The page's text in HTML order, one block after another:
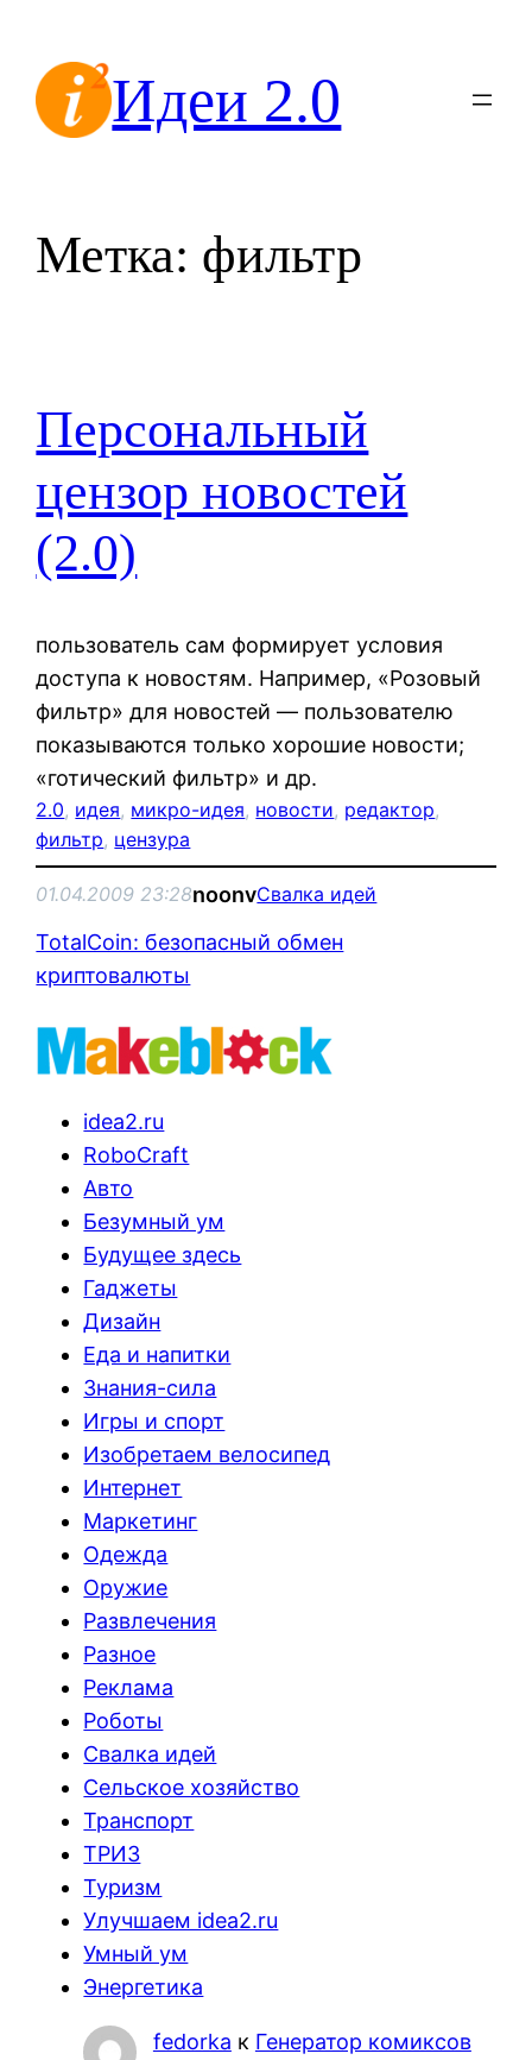
содержимомуИдеи 2.0
Метка: фильтр
Персональный
цензор новостей
(2.0)
пользователь сам формирует условия
доступа к новостям. Например, «Розовый
фильтр» для новостей — пользователю
показываются только хорошие новости;
«готический фильтр» и др.
2.0, идея, микро-идея, новости, редактор
фильтр, цензура
01.04.2009 23:28noonvСвалка идей
TotalCoin: безопасный обмен
криптовалюты
idea2.ru
RoboCraft
Авто
Безумный ум
Будущее здесь
Гаджеты
Дизайн
Еда и напитки
Знания-сила
Игры и спорт
Изобретаем велосипед
Интернет
Маркетинг
Одежда
Оружие
Развлечения
Разное
Реклама
Роботы
Свалка идей
Сельское хозяйство
Транспорт
ТРИЗ
Туризм
Улучшаем idea2.ru
Умный ум
Энергетика
fedorka к Генератор комиксов